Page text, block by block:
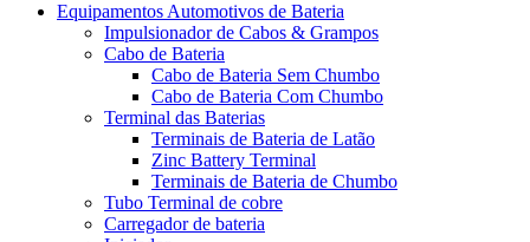
Equipamentos Automotivos de Bateria
Impulsionador de Cabos & Grampos
Cabo de Bateria
Cabo de Bateria Sem Chumbo
Cabo de Bateria Com Chumbo
Terminal das Baterias
Terminais de Bateria de Latão
Zinc Battery Terminal
Terminais de Bateria de Chumbo
Tubo Terminal de cobre
Carregador de bateria